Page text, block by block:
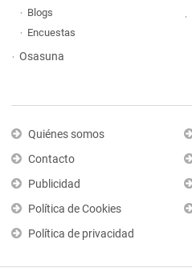
Blogs
Encuestas
Osasuna
Quiénes somos
Contacto
Publicidad
Política de Cookies
Política de privacidad